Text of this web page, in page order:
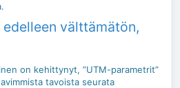
välttämätön,
on kehittynyt, ”UTM-parametrit”
tavoista seurata